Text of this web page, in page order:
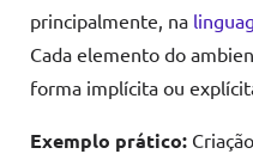
principalmente, na
Cada elemento do
forma implícita ou
Exemplo prático: